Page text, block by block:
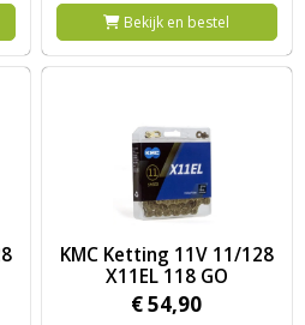
Bekijk en bestel
KMC Ketting 11V 11/128
X11EL 118 GO
€54,90